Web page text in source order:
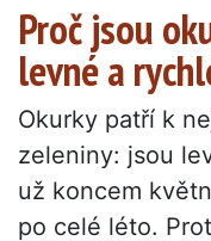
Proč jsou
levné a
Okurky patří k
zeleniny: jsou
už koncem
po celé léto.